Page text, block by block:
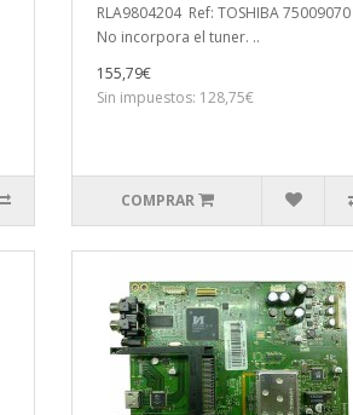
RLA9804204 Ref: TOSHIBA 75009070
No incorpora el tuner. ..
155,79€
Sin impuestos: 128,75€
COMPRAR